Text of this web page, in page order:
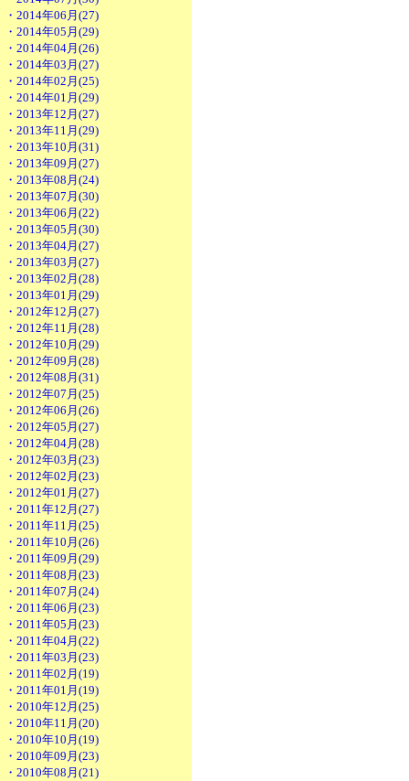
・2014年06月(27)
・2014年05月(29)
・2014年04月(26)
・2014年03月(27)
・2014年02月(25)
・2014年01月(29)
・2013年12月(27)
・2013年11月(29)
・2013年10月(31)
・2013年09月(27)
・2013年08月(24)
・2013年07月(30)
・2013年06月(22)
・2013年05月(30)
・2013年04月(27)
・2013年03月(27)
・2013年02月(28)
・2013年01月(29)
・2012年12月(27)
・2012年11月(28)
・2012年10月(29)
・2012年09月(28)
・2012年08月(31)
・2012年07月(25)
・2012年06月(26)
・2012年05月(27)
・2012年04月(28)
・2012年03月(23)
・2012年02月(23)
・2012年01月(27)
・2011年12月(27)
・2011年11月(25)
・2011年10月(26)
・2011年09月(29)
・2011年08月(23)
・2011年07月(24)
・2011年06月(23)
・2011年05月(23)
・2011年04月(22)
・2011年03月(23)
・2011年02月(19)
・2011年01月(19)
・2010年12月(25)
・2010年11月(20)
・2010年10月(19)
・2010年09月(23)
・2010年08月(21)